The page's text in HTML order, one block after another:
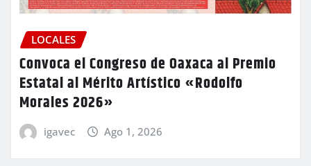
LOCALES
Convoca el Congreso de Oaxaca al Premio
Estatal al Mérito Artístico «Rodolfo
Morales 2026»
igavec Ago 1, 2026